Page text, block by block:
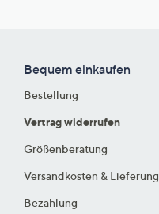
Bequem einkaufen
Bestellung
Vertrag widerrufen
Größenberatung
Versandkosten & Lieferung
Bezahlung